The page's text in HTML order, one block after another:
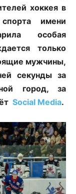
хоккея в
имени
особая
только
мужчины,
секунды за
город, за
Social Media.